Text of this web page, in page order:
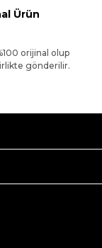
Ürün
orijinal olup
gönderilir.